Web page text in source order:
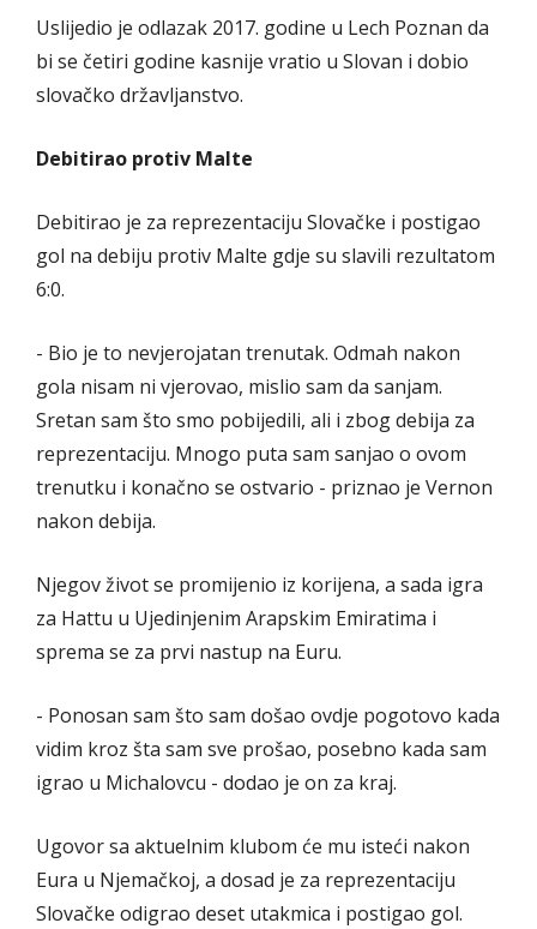
Uslijedio je odlazak 2017. godine u Lech Poznan da
bi se četiri godine kasnije vratio u Slovan i dobio
slovačko državljanstvo.
Debitirao protiv Malte
Debitirao je za reprezentaciju Slovačke i postigao
gol na debiju protiv Malte gdje su slavili rezultatom
6:0.
- Bio je to nevjerojatan trenutak. Odmah nakon
gola nisam ni vjerovao, mislio sam da sanjam.
Sretan sam što smo pobijedili, ali i zbog debija za
reprezentaciju. Mnogo puta sam sanjao o ovom
trenutku i konačno se ostvario - priznao je Vernon
nakon debija.
Njegov život se promijenio iz korijena, a sada igra
za Hattu u Ujedinjenim Arapskim Emiratima i
sprema se za prvi nastup na Euru.
- Ponosan sam što sam došao ovdje pogotovo kada
vidim kroz šta sam sve prošao, posebno kada sam
igrao u Michalovcu - dodao je on za kraj.
Ugovor sa aktuelnim klubom će mu isteći nakon
Eura u Njemačkoj, a dosad je za reprezentaciju
Slovačke odigrao deset utakmica i postigao gol.